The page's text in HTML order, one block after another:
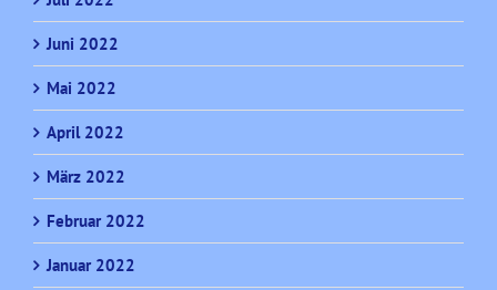
Juni 2022
Mai 2022
April 2022
März 2022
Februar 2022
Januar 2022